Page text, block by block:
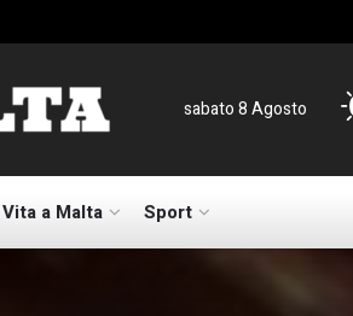
sabato 8 Agosto
Vita a Malta Sport